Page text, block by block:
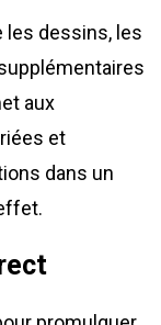
les dessins, les
aux
et
dans un